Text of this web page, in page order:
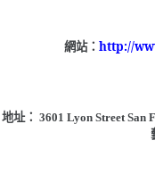
網站：http://
地址： 3601 Lyon Street San